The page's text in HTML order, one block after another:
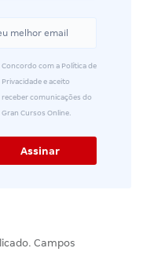
Concordo com a Política de
Privacidade e aceito
receber comunicações do
Gran Cursos Online.
Campos